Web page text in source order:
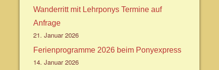
Wanderritt mit Lehrponys Termine auf
Anfrage
21. Januar 2026
Ferienprogramme 2026 beim Ponyexpress
14. Januar 2026